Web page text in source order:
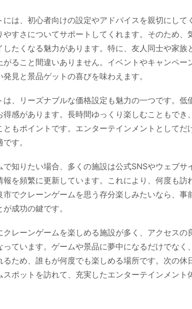
は、初心者向けの設定やアドバイスを親切にして
すさについてサポートしてくれます。そのため、
たくなる魅力があります。特に、友人同士や家族
ること間違いありません。イベントやキャンペー
見と景品ゲットの喜びを味わえます。
、リーズナブルな価格設定も魅力の一つです。低
感があります。長時間ゆっくり楽しむこともでき
もポイントです。エンターテインメントとしてだ
す。
知りたい場合、多くの施設は公式SNSやウェブサ
を頻繁に更新しています。これにより、何度も訪
でクレーンゲームを思う存分楽しみたいなら、事
成功の鍵です。
レーンゲームを楽しめる施設が多く、アクセスの
ています。ゲームや景品に夢中になるだけでなく
ため、誰もが何度でも楽しめる場所です。次の休
ポットを訪れて、充実したエンターテインメント